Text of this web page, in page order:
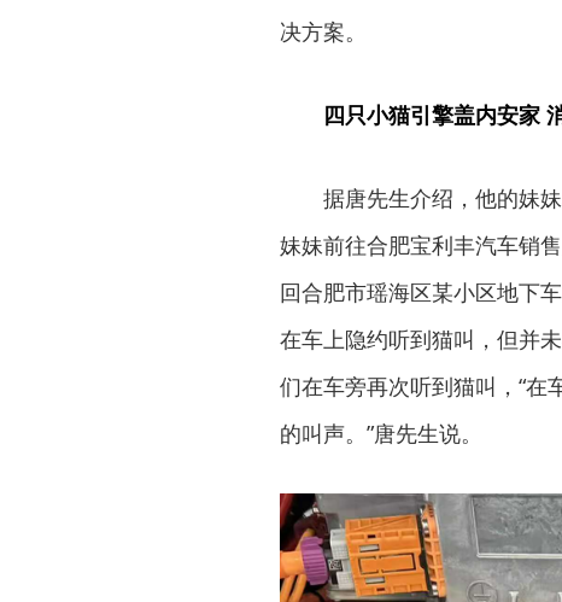
决方案。
四只小猫引擎盖内安家
据唐先生介绍，他的妹
妹妹前往合肥宝利丰汽车销
回合肥市瑶海区某小区地下
在车上隐约听到猫叫，但并
们在车旁再次听到猫叫，“
的叫声。”唐先生说。